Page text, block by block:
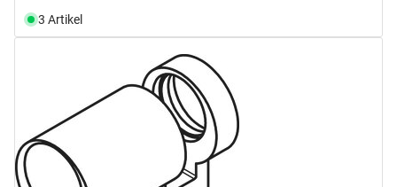
3 Artikel